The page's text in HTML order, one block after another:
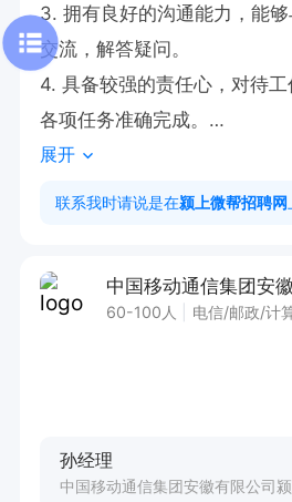
3. 拥有良好的沟通能力，能
交流，解答疑问。
4. 具备较强的责任心，对待
各项任务准确完成。
5. 拥有良好的团队协作精神，
合，共同推动工作开展。
完成业务受理流程。
展开
联系我时请说是在颍上微帮招聘网
60-100人 电信/邮政/计
孙经理
中国移动通信集团安徽有限公司